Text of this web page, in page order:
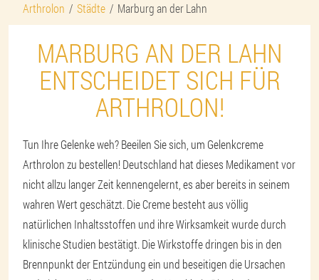
Arthrolon Städte Marburg an der Lahn
MARBURG AN DER LAHN
ENTSCHEIDET SICH FÜR
ARTHROLON!
Tun Ihre Gelenke weh? Beeilen Sie sich, um Gelenkcreme
Arthrolon zu bestellen! Deutschland hat dieses Medikament vor
nicht allzu langer Zeit kennengelernt, es aber bereits in seinem
wahren Wert geschätzt. Die Creme besteht aus völlig
natürlichen Inhaltsstoffen und ihre Wirksamkeit wurde durch
klinische Studien bestätigt. Die Wirkstoffe dringen bis in den
Brennpunkt der Entzündung ein und beseitigen die Ursachen